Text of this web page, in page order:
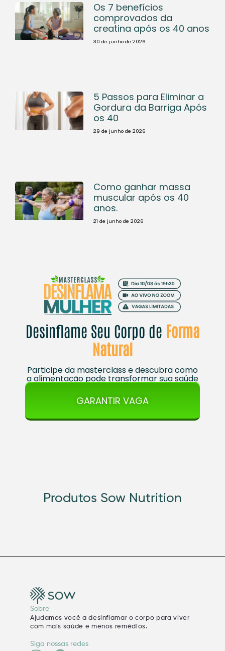
Os 7 benefícios
comprovados da
creatina após os 40 anos
30 de junho de 2026
5 Passos para Eliminar a
Gordura da Barriga Após
os 40
29 de junho de 2026
Como ganhar massa
muscular após os 40
anos.
21 de junho de 2026
Desinflame Seu Corpo de Forma
Natural
Participe da masterclass e descubra como
a alimentação pode transformar sua saúde
GARANTIR VAGA
Produtos Sow Nutrition
Sobre
Ajudamos você a desinflamar o corpo para viver
com mais saúde e menos remédios.
Siga nossas redes